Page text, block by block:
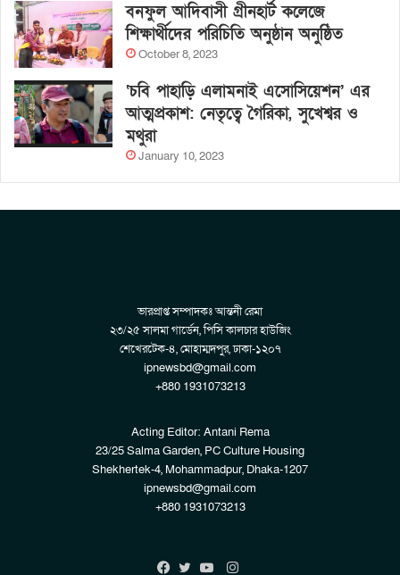
বনফুল আদিবাসী গ্রীনহার্ট কলেজে
শিক্ষার্থীদের পরিচিতি অনুষ্ঠান অনুষ্ঠিত
October 8, 2023
‘চবি পাহাড়ি এলামনাই এসোসিয়েশন’ এর
আত্মপ্রকাশ: নেতৃত্বে গৈরিকা, সুখেশ্বর ও
মথুরা
January 10, 2023
ভারপ্রাপ্ত সম্পাদকঃ আন্তনী রেমা
২৩/২৫ সালমা গার্ডেন, পিসি কালচার হাউজিং
শেখেরটেক-৪, মোহাম্মদপুর, ঢাকা-১২০৭
ipnewsbd@gmail.com
+880 1931073213
Acting Editor: Antani Rema
23/25 Salma Garden, PC Culture Housing
Shekhertek-4, Mohammadpur, Dhaka-1207
ipnewsbd@gmail.com
+880 1931073213
Instagram